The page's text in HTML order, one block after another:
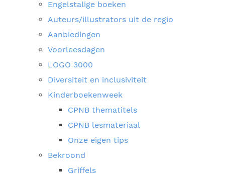
Engelstalige boeken
Auteurs/illustrators uit de regio
Aanbiedingen
Voorleesdagen
LOGO 3000
Diversiteit en inclusiviteit
Kinderboekenweek
CPNB thematitels
CPNB lesmateriaal
Onze eigen tips
Bekroond
Griffels